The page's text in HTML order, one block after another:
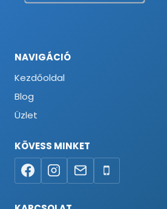
NAVIGÁCIÓ
Kezdőoldal
Blog
Üzlet
KÖVESS MINKET